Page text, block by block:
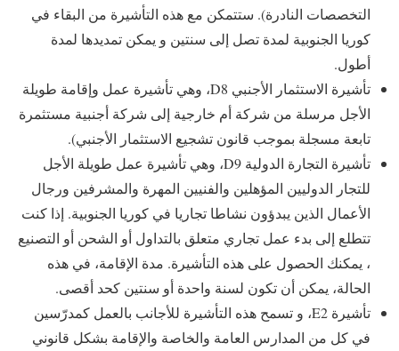
التخصصات النادرة). ستتمكن مع هذه التأشيرة من البقاء في
كوريا الجنوبية لمدة تصل إلى سنتين و يمكن تمديدها لمدة
أطول.
تأشيرة الاستثمار الأجنبي D8، وهي تأشيرة عمل وإقامة طويلة
الأجل مرسلة من شركة أم خارجية إلى شركة أجنبية مستثمرة
تابعة مسجلة بموجب قانون تشجيع الاستثمار الأجنبي).
تأشيرة التجارة الدولية D9، وهي تأشيرة عمل طويلة الأجل
للتجار الدوليين المؤهلين والفنيين المهرة والمشرفين ورجال
الأعمال الذين يبدؤون نشاطا تجاريا في كوريا الجنوبية. إذا كنت
تتطلع إلى بدء عمل تجاري متعلق بالتداول أو الشحن أو التصنيع
، يمكنك الحصول على هذه التأشيرة. مدة الإقامة، في هذه
الحالة، يمكن أن تكون لسنة واحدة أو سنتين كحد أقصى.
تأشيرة E2، و تسمح هذه التأشيرة للأجانب بالعمل كمدرّسين
في كل من المدارس العامة والخاصة والإقامة بشكل قانوني